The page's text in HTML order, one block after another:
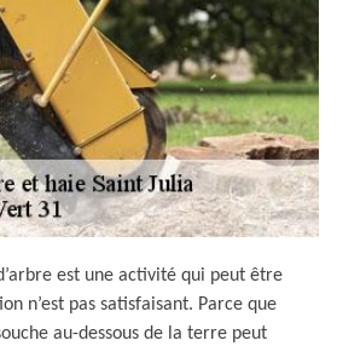
est une activité qui peut être
n’est pas satisfaisant. Parce que
au-dessous de la terre peut